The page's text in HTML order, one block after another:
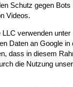
Schutz gegen Bots
Videos.
verwenden unter
Daten an Google in
dass in diesem
die Nutzung